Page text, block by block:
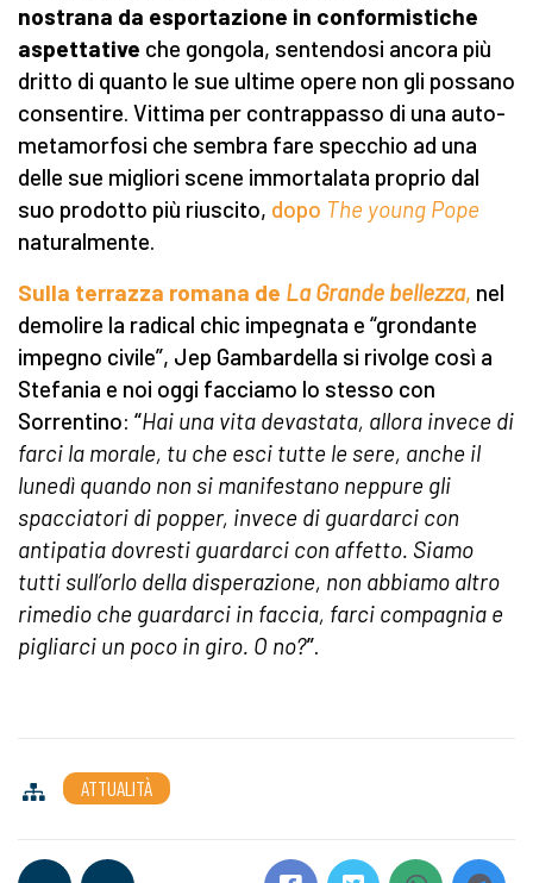
nostrana da esportazione in conformistiche
aspettative che gongola, sentendosi ancora più
dritto di quanto le sue ultime opere non gli possano
consentire. Vittima per contrappasso di una auto-
metamorfosi che sembra fare specchio ad una
delle sue migliori scene immortalata proprio dal
suo prodotto più riuscito, dopo The young Pope
naturalmente.
Sulla terrazza romana de La Grande bellezza, nel
demolire la radical chic impegnata e “grondante
impegno civile”, Jep Gambardella si rivolge così a
Stefania e noi oggi facciamo lo stesso con
Sorrentino: “Hai una vita devastata, allora invece di
farci la morale, tu che esci tutte le sere, anche il
lunedì quando non si manifestano neppure gli
spacciatori di popper, invece di guardarci con
antipatia dovresti guardarci con affetto. Siamo
tutti sull’orlo della disperazione, non abbiamo altro
rimedio che guardarci in faccia, farci compagnia e
pigliarci un poco in giro. O no?”.
ATTUALITÀ